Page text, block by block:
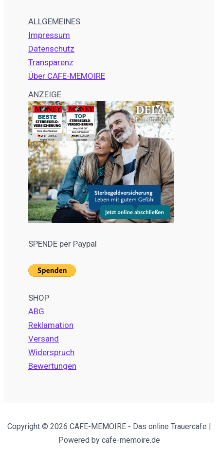
ALLGEMEINES
Impressum
Datenschutz
Transparenz
Über CAFE-MEMOIRE
ANZEIGE
SPENDE per Paypal
SHOP
ABG
Reklamation
Versand
Widerspruch
Bewertungen
Copyright © 2026 CAFE-MEMOIRE - Das online Trauercafe |
Powered by cafe-memoire.de